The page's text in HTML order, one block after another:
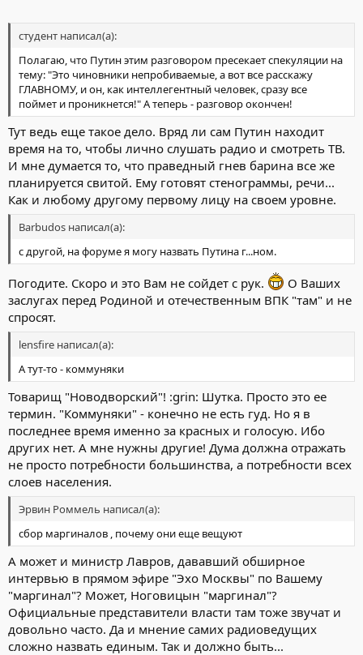
студент написал(а):
Полагаю, что Путин этим разговором пресекает спекуляции на
тему: "Это чиновники непробиваемые, а вот все расскажу
ГЛАВНОМУ, и он, как интеллегентный человек, сразу все
поймет и проникнется!" А теперь - разговор окончен!
Тут ведь еще такое дело. Вряд ли сам Путин находит
время на то, чтобы лично слушать радио и смотреть ТВ.
И мне думается то, что праведный гнев барина все же
планируется свитой. Ему готовят стенограммы, речи...
Как и любому другому первому лицу на своем уровне.
Barbudos написал(а):
с другой, на форуме я могу назвать Путина г...ном.
Погодите. Скоро и это Вам не сойдет с рук.
О Ваших
заслугах перед Родиной и отечественным ВПК "там" и не
спросят.
lensfire написал(а):
А тут-то - коммуняки
Товарищ "Новодворский"! :grin: Шутка. Просто это ее
термин. "Коммуняки" - конечно не есть гуд. Но я в
последнее время именно за красных и голосую. Ибо
других нет. А мне нужны другие! Дума должна отражать
не просто потребности большинства, а потребности всех
слоев населения.
Эрвин Роммель написал(а):
сбор маргиналов , почему они еще вещуют
А может и министр Лавров, дававший обширное
интервью в прямом эфире "Эхо Москвы" по Вашему
"маргинал"? Может, Ноговицын "маргинал"?
Официальные представители власти там тоже звучат и
довольно часто. Да и мнение самих радиоведущих
сложно назвать единым. Так и должно быть...